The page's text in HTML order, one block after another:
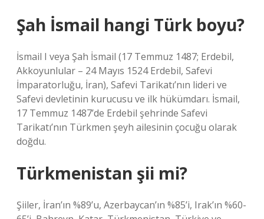
Şah İsmail hangi Türk boyu?
İsmail I veya Şah İsmail (17 Temmuz 1487; Erdebil,
Akkoyunlular – 24 Mayıs 1524 Erdebil, Safevi
İmparatorluğu, İran), Safevi Tarikatı’nın lideri ve
Safevi devletinin kurucusu ve ilk hükümdarı. İsmail,
17 Temmuz 1487’de Erdebil şehrinde Safevi
Tarikatı’nın Türkmen şeyh ailesinin çocuğu olarak
doğdu.
Türkmenistan şii mi?
Şiiler, İran’ın %89’u, Azerbaycan’ın %85’i, Irak’ın %60-